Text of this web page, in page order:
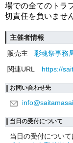
場での全てのトラ
切責任を負いませ
主催者情報
販売主
彩魂祭事務
関連URL
https://
お問い合わせ先
当日の受付について
当日の受付について